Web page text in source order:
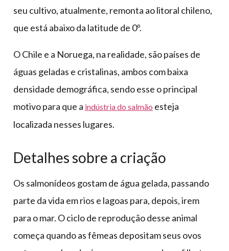
seu cultivo, atualmente, remonta ao litoral chileno,
que está abaixo da latitude de 0º.
O Chile e a Noruega, na realidade, são países de
águas geladas e cristalinas, ambos com baixa
densidade demográfica, sendo esse o principal
motivo para que a indústria do salmão esteja
localizada nesses lugares.
Detalhes sobre a criação
Os salmonídeos gostam de água gelada, passando
parte da vida em rios e lagoas para, depois, irem
para o mar. O ciclo de reprodução desse animal
começa quando as fêmeas depositam seus ovos